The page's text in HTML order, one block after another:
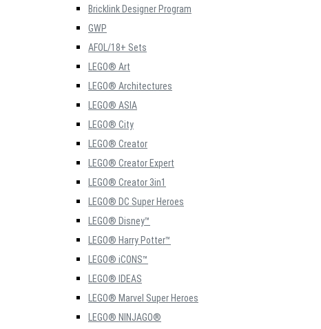
Bricklink Designer Program
GWP
AFOL/18+ Sets
LEGO® Art
LEGO® Architectures
LEGO® ASIA
LEGO® City
LEGO® Creator
LEGO® Creator Expert
LEGO® Creator 3in1
LEGO® DC Super Heroes
LEGO® Disney™
LEGO® Harry Potter™
LEGO® iCONS™
LEGO® IDEAS
LEGO® Marvel Super Heroes
LEGO® NINJAGO®